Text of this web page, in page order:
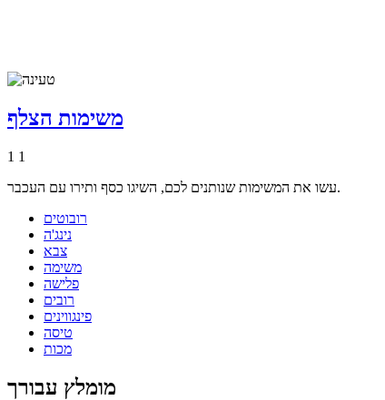
משימות הצלף
1 1
עשו את המשימות שנותנים לכם, השיגו כסף ותירו עם העכבר.
רובוטים
נינג'ה
צבא
משימה
פלישה
רובים
פינגווינים
טיסה
מכות
מומלץ עבורך